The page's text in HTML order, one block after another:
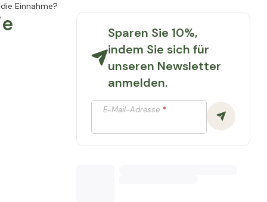
Einnahme?
Sparen Sie 10%,
indem Sie sich für
unseren Newsletter
anmelden.
E-Mail-Adresse*